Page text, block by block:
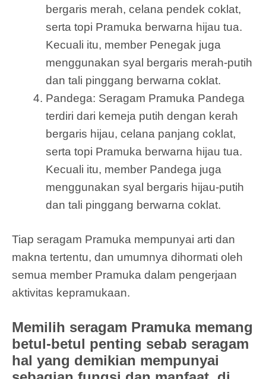
bergaris merah, celana pendek coklat,
serta topi Pramuka berwarna hijau tua.
Kecuali itu, member Penegak juga
menggunakan syal bergaris merah-putih
dan tali pinggang berwarna coklat.
Pandega: Seragam Pramuka Pandega
terdiri dari kemeja putih dengan kerah
bergaris hijau, celana panjang coklat,
serta topi Pramuka berwarna hijau tua.
Kecuali itu, member Pandega juga
menggunakan syal bergaris hijau-putih
dan tali pinggang berwarna coklat.
Tiap seragam Pramuka mempunyai arti dan
makna tertentu, dan umumnya dihormati oleh
semua member Pramuka dalam pengerjaan
aktivitas kepramukaan.
Memilih seragam Pramuka memang
betul-betul penting sebab seragam
hal yang demikian mempunyai